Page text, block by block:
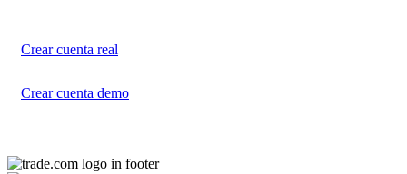
Crear cuenta real
Crear cuenta demo